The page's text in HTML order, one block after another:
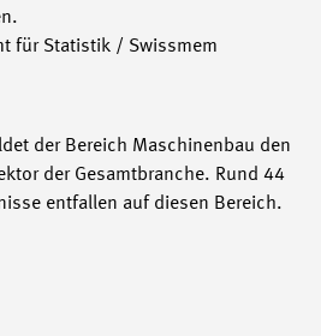
für Statistik / Swissmem
der Bereich Maschinenbau den
der Gesamtbranche. Rund 44
entfallen auf diesen Bereich.